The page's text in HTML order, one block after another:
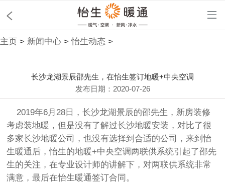
主页 > 新闻中心 >怡生动态 >
长沙龙湖景辰邵先生，在怡生签订地暖+中央空调
发布日期：2020-07-26
2019年6月28日，长沙龙湖景辰的邵先生，新房装修
考虑装地暖，但是没有了解过长沙地暖安装，对比了很
多家长沙地暖公司，也没有选择到合适的公司，来到怡
生暖通后，怡生的地暖+中央空调两联供系统引起了邵先
生的关注，在专业设计师的讲解下，对两联供系统非常
满意，最后在怡生暖通签订合同。